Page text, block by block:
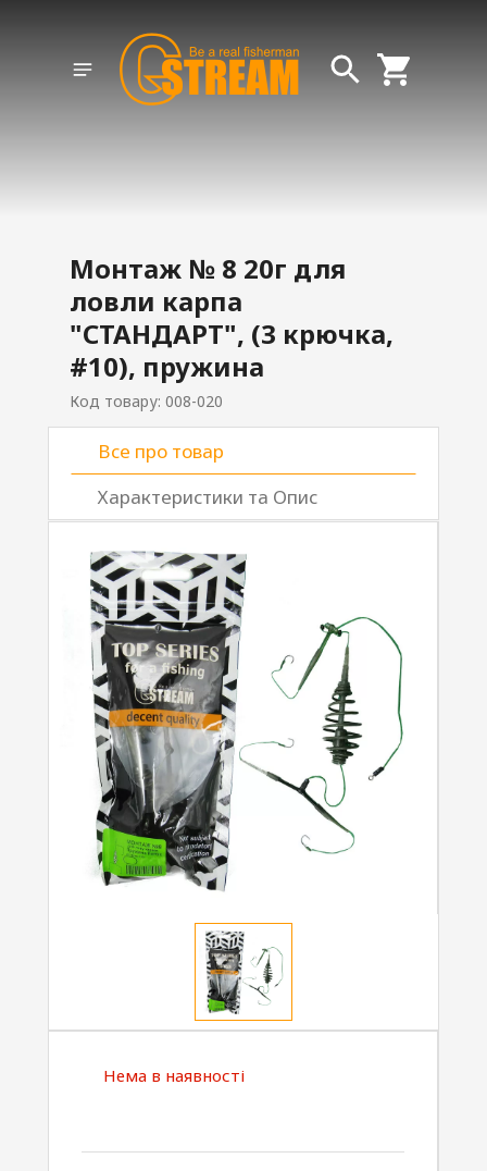
Монтаж № 8 20г для
ловли карпа
"СТАНДАРТ", (3 крючка,
#10), пружина
Код товару: 008-020
Все про товар
Характеристики та Опис
Нема в наявності